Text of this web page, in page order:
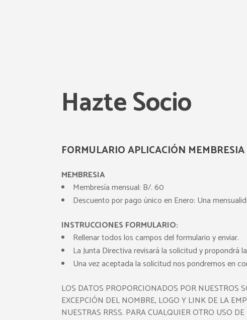
Hazte Socio
FORMULARIO APLICACIÓN MEMBRESIA
MEMBRESIA
Membresía mensual: B/. 60
Descuento por pago único en Enero: Una
INSTRUCCIONES FORMULARIO:
Rellenar todos los campos del formulario y enviar.
La Junta Directiva revisará la solicitud y
Una vez aceptada la solicitud nos pondremos en
LOS DATOS PROPORCIONADOS POR NUESTROS
EXCEPCIÓN DEL NOMBRE, LOGO Y LINK DE LA
NUESTRAS RRSS. PARA CUALQUIER OTRO USO